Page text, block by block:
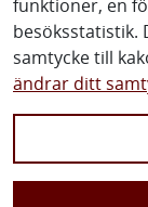
funktioner, en
besöksstatistik.
samtycke till
ändrar dittFacebook